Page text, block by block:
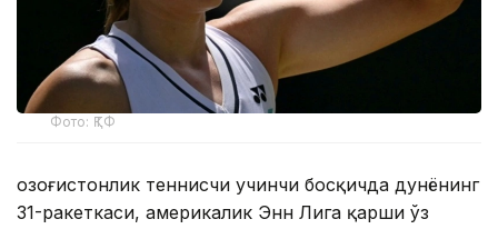
Фото: ҚТФ
Қозоғистонлик теннисчи учинчи босқичда дунёнинг
31-ракеткаси, америкалик Энн Лига қарши ўз